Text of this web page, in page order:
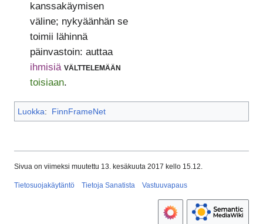
kanssakäymisen
väline; nykyäänhän se
toimii lähinnä
päinvastoin: auttaa
ihmisiä välttelemään
toisiaan.
Luokka: FinnFrameNet
Sivua on viimeksi muutettu 13. kesäkuuta 2017 kello 15.12.
Tietosuojakäytäntö Tietoja Sanatista Vastuuvapaus